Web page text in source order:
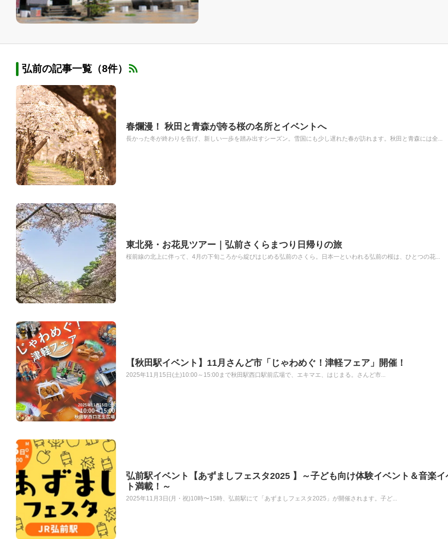
弘前の記事一覧（8件）
春爛漫！ 秋田と青森が誇る桜の名所とイベントへ
長かった冬が終わりを告げ、新しい一歩を踏み出すシーズン。雪国にも少し遅れた春が訪れます。秋田と青森には全...
東北発・お花見ツアー｜弘前さくらまつり日帰りの旅
桜前線の北上に伴って、4月の下旬ころから綻びはじめる弘前のさくら。日本一といわれる弘前の桜は、ひとつの花...
【秋田駅イベント】11月さんど市「じゃわめぐ！津軽フェア」開催！
2025年11月15日(土)10:00～15:00まで秋田駅西口駅前広場で、エキマエ、はじまる。さんど市...
弘前駅イベント【あずましフェスタ2025 】～子ども向け体験イベント＆音楽イ
ト満載！～
2025年11月3日(月・祝)10時〜15時、弘前駅にて「あずましフェスタ2025」が開催されます。子ど...